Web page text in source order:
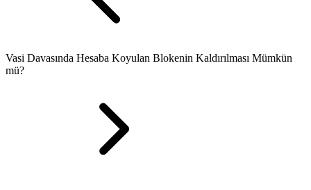
Vasi Davasında Hesaba Koyulan Blokenin Kaldırılması Mümkün
mü?